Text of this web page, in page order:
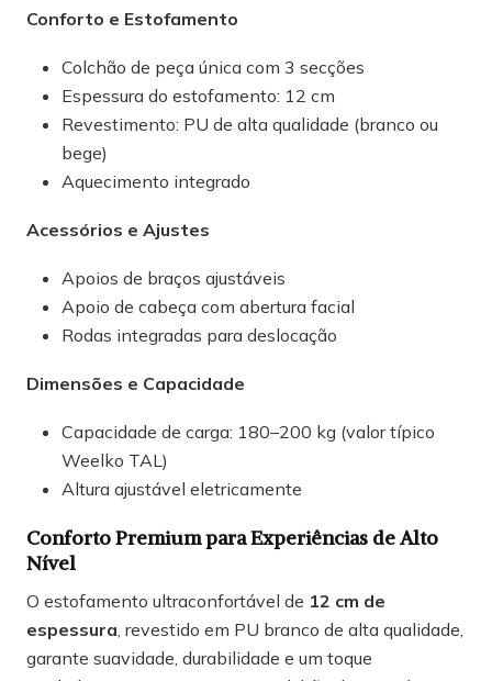
Conforto e Estofamento
Colchão de peça única com 3 secções
Espessura do estofamento: 12 cm
Revestimento: PU de alta qualidade (branco ou
bege)
Aquecimento integrado
Acessórios e Ajustes
Apoios de braços ajustáveis
Apoio de cabeça com abertura facial
Rodas integradas para deslocação
Dimensões e Capacidade
Capacidade de carga: 180–200 kg (valor típico
Weelko TAL)
Altura ajustável eletricamente
Conforto Premium para Experiências de Alto
Nível
O estofamento ultraconfortável de 12 cm de
espessura, revestido em PU branco de alta qualidade,
garante suavidade, durabilidade e um toque